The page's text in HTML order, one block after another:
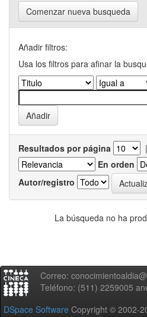
Comenzar nueva busqueda
Añadir filtros:
Usa los filtros para afinar la
Resultados por página |
En orden
Autor/registro
La búsqueda no ha
Correo:
Teléfono: (511) 2259005
DSpace Software Copyright © 2002-